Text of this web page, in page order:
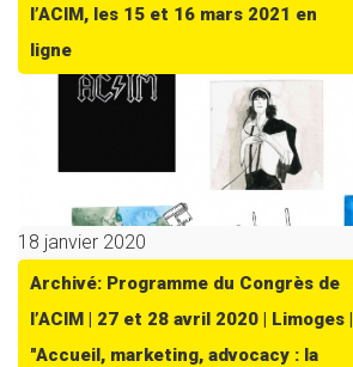
l’ACIM, les 15 et 16 mars 2021 en
ligne
18 janvier 2020
Archivé: Programme du Congrès de
l’ACIM | 27 et 28 avril 2020 | Limoges |
"Accueil, marketing, advocacy : la